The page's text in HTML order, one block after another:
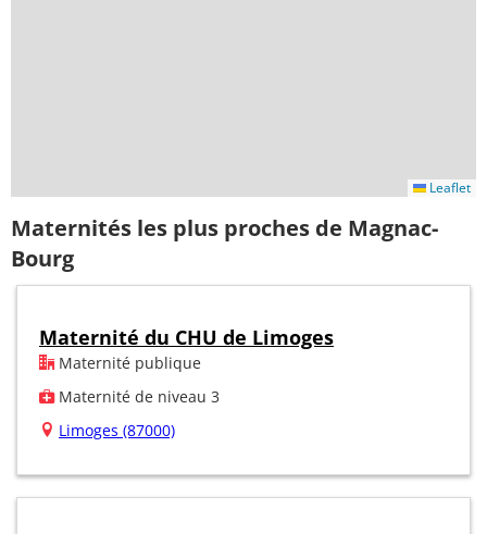
Leaflet
Maternités les plus proches de Magnac-
Bourg
Maternité du CHU de Limoges
Maternité publique
Maternité de niveau 3
Limoges (87000)